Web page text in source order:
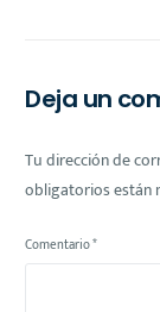
Deja un
Tu dirección de
obligatorios están
Comentario*